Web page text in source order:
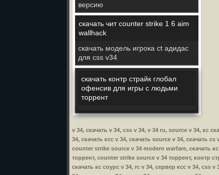
версию
скачать чит counter strike 1 6 aim
wallhack
скачать модель игрока ct адидас
для css v34
скачать контр страйк глобал
офенсив для игры с людьми
торрент
v 34, скачать v 34, css v 34, v 34 ru, source v 34, кс
34, скачать ксс v 34, скачать source v 34, скачать
counter strike source v 34 modern warfare, скачать
торрент, counter strike source v 34 торрент, контр
скачать кс соурс v 34, rc v 34, сервер ксс v 34, css